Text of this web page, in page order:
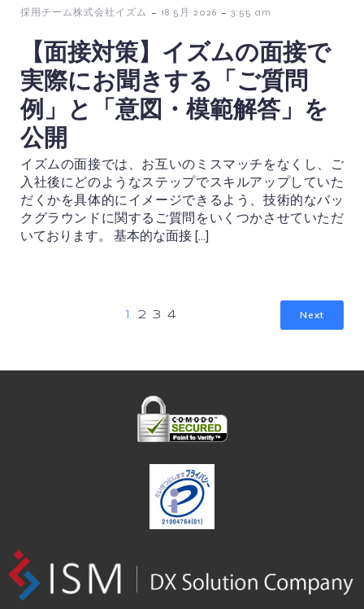
採用チーム株式会社イズム - 18 5月 2026 - 3:55 am
【面接対策】イズムの面接で
実際にお聞きする「ご質問
例」と「意図・模範解答」を
公開
イズムの面接では、お互いのミスマッチをなくし、ご
入社後にどのようなステップでスキルアップしていた
だくかを具体的にイメージできるよう、技術的なバッ
クグラウンドに関するご質問をいくつかさせていただ
いております。 基本的な面接 […]
1 2 3 4 Next